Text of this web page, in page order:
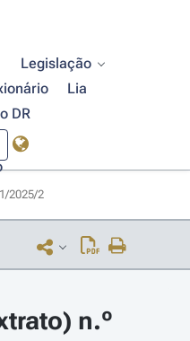
Legislação
Lia
DR
2025/2
n.º